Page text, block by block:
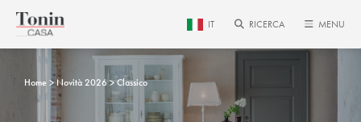
IT RICERCA MENU
Home Novità 2026 Classico